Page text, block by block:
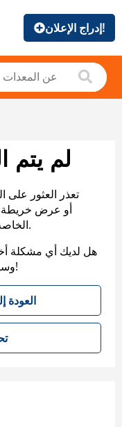
إدراج الإعلان!
لم يتم
تعذر العثور
الخاصة بنا لمساعدتك في العثور على ما تريد.
هل لديك أي مشكلة
وسنعاود التواصل معك. شكرًا على صبرك!
العودة
تحديث الصفحة